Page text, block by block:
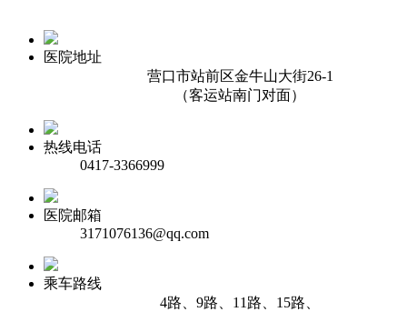
医院地址
营口市站前区金牛山大街26-1
（客运站南门对面）
热线电话
0417-3366999
医院邮箱
3171076136@qq.com
乘车路线
4路、9路、11路、15路、